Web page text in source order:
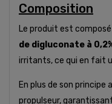
Composition
Le produit est
de digluconate à
irritants, ce qui en fait
En plus de son
propulseur,